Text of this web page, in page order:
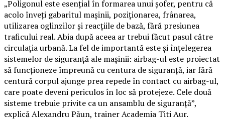
„Poligonul este esențial în formarea unui șofer, pentru că
acolo înveți gabaritul mașinii, poziționarea, frânarea,
utilizarea oglinzilor și reacțiile de bază, fără presiunea
traficului real. Abia după aceea ar trebui făcut pasul către
circulația urbană. La fel de importantă este și înțelegerea
sistemelor de siguranță ale mașinii: airbag-ul este proiectat
să funcționeze împreună cu centura de siguranță, iar fără
centură corpul ajunge prea repede în contact cu airbag-ul,
care poate deveni periculos în loc să protejeze. Cele două
sisteme trebuie privite ca un ansamblu de siguranță”,
explică Alexandru Păun, trainer Academia Titi Aur.